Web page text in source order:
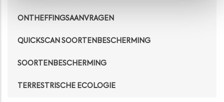
ONTHEFFINGSAANVRAGEN
QUICKSCAN SOORTENBESCHERMING
SOORTENBESCHERMING
TERRESTRISCHE ECOLOGIE